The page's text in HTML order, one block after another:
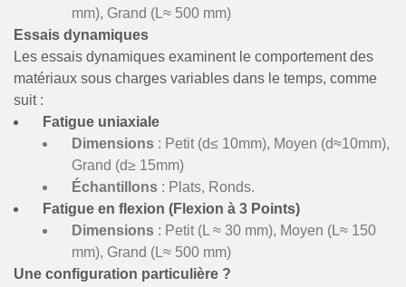
mm), Grand (L≈ 500 mm)
Essais dynamiques
Les essais dynamiques examinent le comportement des
matériaux sous charges variables dans le temps, comme
suit :
Fatigue uniaxiale
Dimensions : Petit (d≤ 10mm), Moyen (d≈10mm),
Grand (d≥ 15mm)
Échantillons : Plats, Ronds.
Fatigue en flexion (Flexion à 3 Points)
Dimensions : Petit (L ≈ 30 mm), Moyen (L≈ 150
mm), Grand (L≈ 500 mm)
Une configuration particulière ?